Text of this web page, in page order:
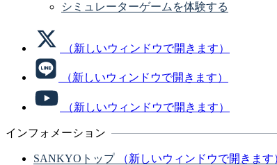
シミュレーターゲームを体験する
（新しいウィンドウで開きます）
（新しいウィンドウで開きます）
（新しいウィンドウで開きます）
インフォメーション
SANKYOトップ
（新しいウィンドウで開きます